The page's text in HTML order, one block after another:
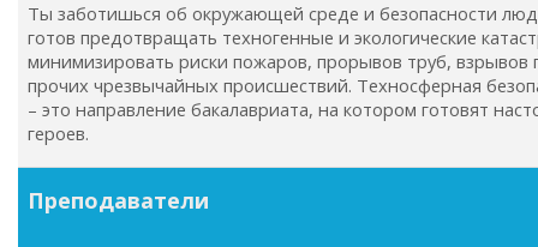
Ты заботишься об окружающей среде и безопасности
готов предотвращать техногенные и экологические
минимизировать риски пожаров, прорывов труб, взрывов
прочих чрезвычайных происшествий. Техносферная
– это направление бакалавриата, на котором готовят
героев.
Преподаватели